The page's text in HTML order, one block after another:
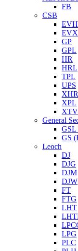
FB
CSB
EVH
EVX
GP
GPL
HR
HRL
TPL
UPS
XPL
XTV
General
GSL
GS
Leoch
DJ
DJG
DJM
DJW
FT
FTG
LHT
LPG
PLC